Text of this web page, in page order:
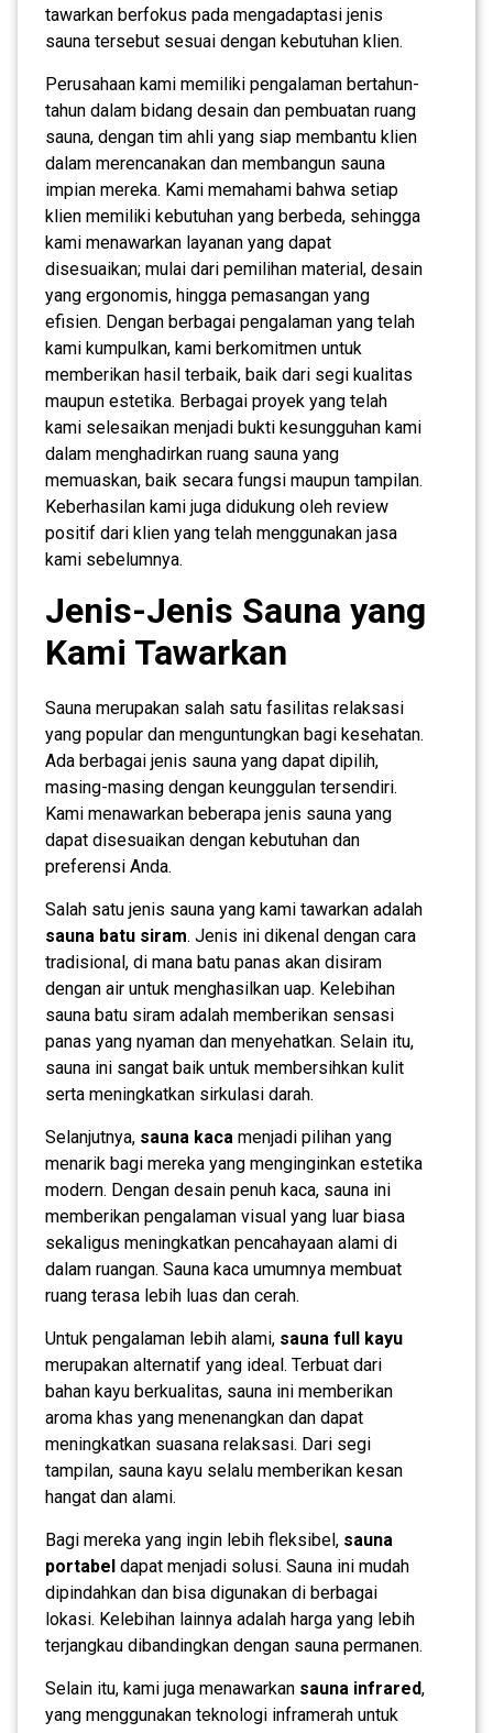
tawarkan berfokus pada mengadaptasi jenis
sauna tersebut sesuai dengan kebutuhan klien.
Perusahaan kami memiliki pengalaman bertahun-
tahun dalam bidang desain dan pembuatan ruang
sauna, dengan tim ahli yang siap membantu klien
dalam merencanakan dan membangun sauna
impian mereka. Kami memahami bahwa setiap
klien memiliki kebutuhan yang berbeda, sehingga
kami menawarkan layanan yang dapat
disesuaikan; mulai dari pemilihan material, desain
yang ergonomis, hingga pemasangan yang
efisien. Dengan berbagai pengalaman yang telah
kami kumpulkan, kami berkomitmen untuk
memberikan hasil terbaik, baik dari segi kualitas
maupun estetika. Berbagai proyek yang telah
kami selesaikan menjadi bukti kesungguhan kami
dalam menghadirkan ruang sauna yang
memuaskan, baik secara fungsi maupun tampilan.
Keberhasilan kami juga didukung oleh review
positif dari klien yang telah menggunakan jasa
kami sebelumnya.
Jenis-Jenis Sauna yang
Kami Tawarkan
Sauna merupakan salah satu fasilitas relaksasi
yang popular dan menguntungkan bagi kesehatan.
Ada berbagai jenis sauna yang dapat dipilih,
masing-masing dengan keunggulan tersendiri.
Kami menawarkan beberapa jenis sauna yang
dapat disesuaikan dengan kebutuhan dan
preferensi Anda.
Salah satu jenis sauna yang kami tawarkan adalah
sauna batu siram. Jenis ini dikenal dengan cara
tradisional, di mana batu panas akan disiram
dengan air untuk menghasilkan uap. Kelebihan
sauna batu siram adalah memberikan sensasi
panas yang nyaman dan menyehatkan. Selain itu,
sauna ini sangat baik untuk membersihkan kulit
serta meningkatkan sirkulasi darah.
Selanjutnya, sauna kaca menjadi pilihan yang
menarik bagi mereka yang menginginkan estetika
modern. Dengan desain penuh kaca, sauna ini
memberikan pengalaman visual yang luar biasa
sekaligus meningkatkan pencahayaan alami di
dalam ruangan. Sauna kaca umumnya membuat
ruang terasa lebih luas dan cerah.
Untuk pengalaman lebih alami, sauna full kayu
merupakan alternatif yang ideal. Terbuat dari
bahan kayu berkualitas, sauna ini memberikan
aroma khas yang menenangkan dan dapat
meningkatkan suasana relaksasi. Dari segi
tampilan, sauna kayu selalu memberikan kesan
hangat dan alami.
Bagi mereka yang ingin lebih fleksibel, sauna
portabel dapat menjadi solusi. Sauna ini mudah
dipindahkan dan bisa digunakan di berbagai
lokasi. Kelebihan lainnya adalah harga yang lebih
terjangkau dibandingkan dengan sauna permanen.
Selain itu, kami juga menawarkan sauna infrared,
yang menggunakan teknologi inframerah untuk